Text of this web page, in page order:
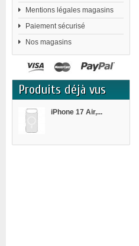
Mentions légales magasins
Paiement sécurisé
Nos magasins
Produits déjà vus
iPhone 17 Air,...